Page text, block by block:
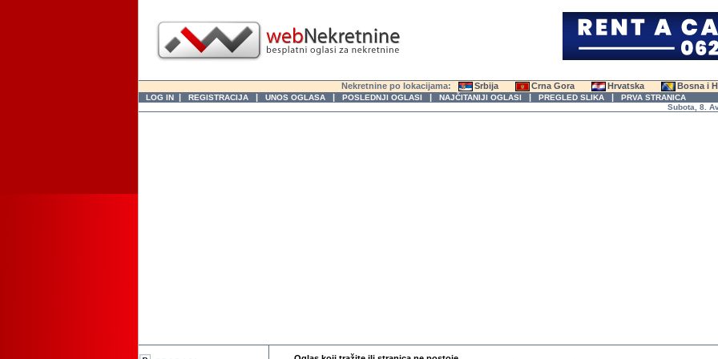
Nekretnine po lokacijama: Srbija Crna Gora Hrvatska Bosna i
LOG IN | REGISTRACIJA | UNOS OGLASA | POSLEDNJI OGLASI | NAJČITANIJI OGLASI | PREGLED SLIKA | PRVA STRANICA
Subota, 8.